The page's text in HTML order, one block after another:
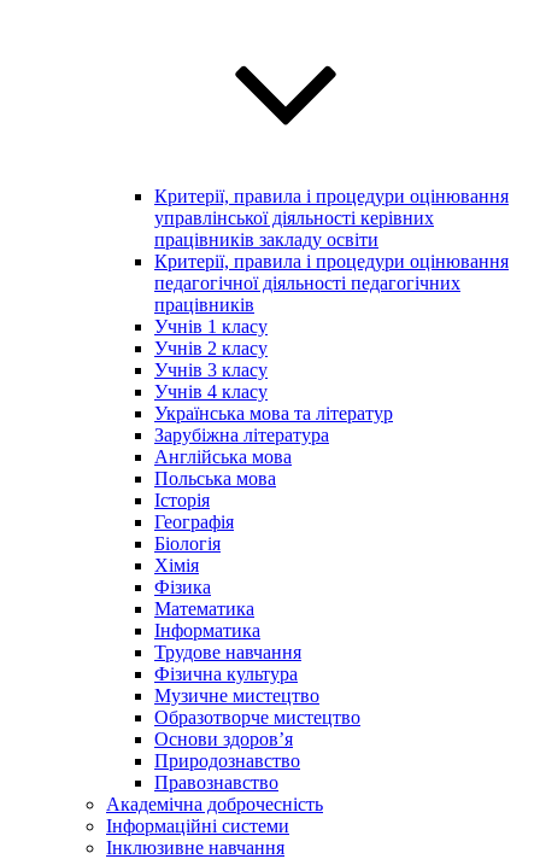
Критерії, правила і процедури оцінювання
управлінської діяльності керівних
працівників закладу освіти
Критерії, правила і процедури оцінювання
педагогічної діяльності педагогічних
працівників
Учнів 1 класу
Учнів 2 класу
Учнів 3 класу
Учнів 4 класу
Українська мова та літератур
Зарубіжна література
Англійська мова
Польська мова
Історія
Географія
Біологія
Хімія
Фізика
Математика
Інформатика
Трудове навчання
Фізична культура
Музичне мистецтво
Образотворче мистецтво
Основи здоров’я
Природознавство
Правознавство
Академічна доброчесність
Інформаційні системи
Інклюзивне навчання